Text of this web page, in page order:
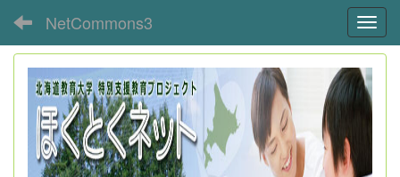
NetCommons3